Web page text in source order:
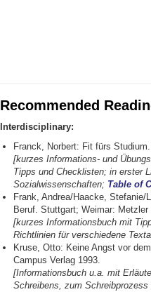
Recommended
Interdisciplinary:
Franck, Norbert: Fit fürs
[kurzes Informations- und
Tipps und Checklisten; in erster
Sozialwissenschaften; Table of
Frank, Andrea/Haacke,
Beruf. Stuttgart; Weimar: Metzler
[kurzes Informationsbuch mit
Richtlinien für verschiedene
Kruse, Otto: Keine Angst vor
Campus Verlag 1993.
[Informationsbuch u.a. mit
Schreibens, zum